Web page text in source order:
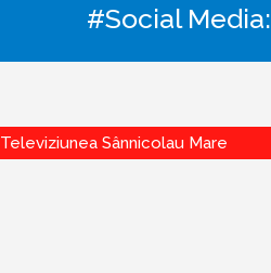
#Social Media:
Televiziunea Sânnicolau Mare